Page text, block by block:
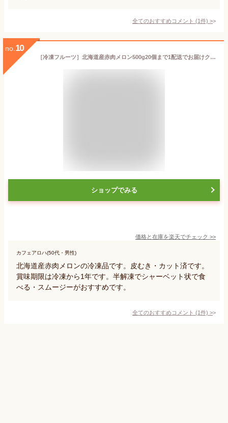
全てのおすすめコメント (1件) >
no. 10
［冷凍フルーツ］北海道産赤肉メロン500g20個まで1配送でお届けクール便［冷凍］にてお届け【1～2営業日以内に出荷】ヨナナスメーカーやヨナナス アイスクリームなどにも最適♪
ショップでみる
価格と在庫を楽天でチェック >>
カフェアロハ(50代・男性)
北海道産赤肉メロンの冷凍品です。皮むき・カット済です。
賞味期限は冷凍から1年です。半解凍でシャーベット状で食
べる・スムージーがおすすめです。
全てのおすすめコメント (1件) >